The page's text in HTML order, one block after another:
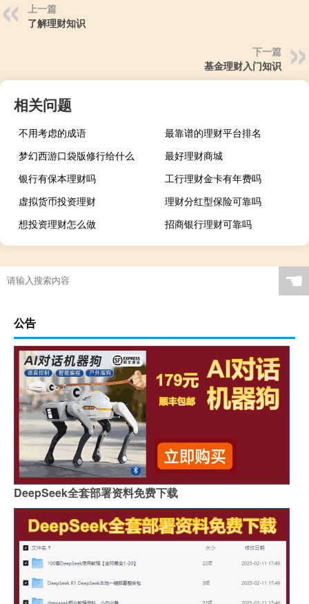
上一篇
了解理财知识
下一篇
基金理财入门知识
相关问题
不用考虑的成语
最靠谱的理财平台排名
梦幻西游口袋版修行给什么
最好理财商城
银行有保本理财吗
工行理财金卡有年费吗
虚拟货币投资理财
理财分红型保险可靠吗
想投资理财怎么做
招商银行理财可靠吗
☚
公告
DeepSeek全套部署资料免费下载